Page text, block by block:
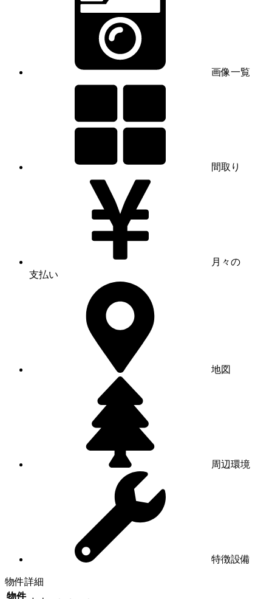
画像一覧
間取り
月々の
支払い
地図
周辺環境
特徴設備
物件詳細
物件